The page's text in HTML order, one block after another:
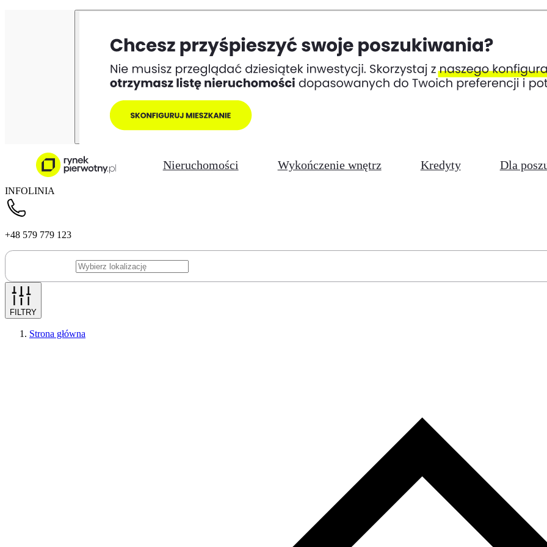
Nieruchomości Wykończenie wnętrz Kredyty Dla
INFOLINIA
+48 579 779 123
FILTRY
Strona główna